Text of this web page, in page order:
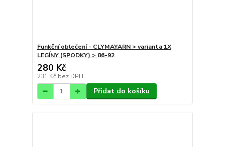
Funkční oblečení - CLYMAYARN > varianta 1X
LEGÍNY (SPODKY) > 86-92
280 Kč
231 Kč bez DPH
Přidat do košíku